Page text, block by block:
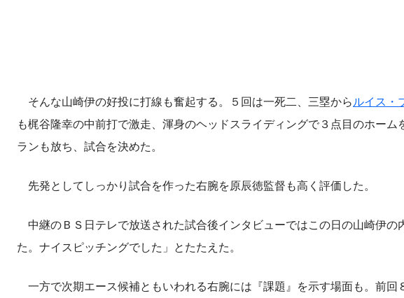
そんな山崎伊の好投に打線も奮起する。５回は一死二、三塁からルイス・
も梶谷隆幸の中前打で激走、渾身のヘッドスライディングで３点目のホーム
ランも放ち、試合を決めた。
先発としてしっかり試合を作った右腕を原辰徳監督も高く評価した。
中継のＢＳ日テレで放送された試合後インタビューではこの日の山崎伊の
た。ナイスピッチングでした」とたたえた。
一方で次期エース候補ともいわれる右腕には『課題』を示す場面も。前回